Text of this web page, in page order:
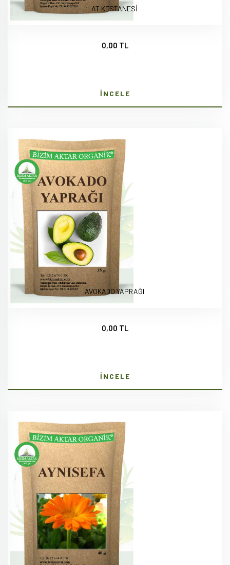
AT KESTANESİ
0,00 TL
İNCELE
AVOKADO YAPRAĞI
0,00 TL
İNCELE